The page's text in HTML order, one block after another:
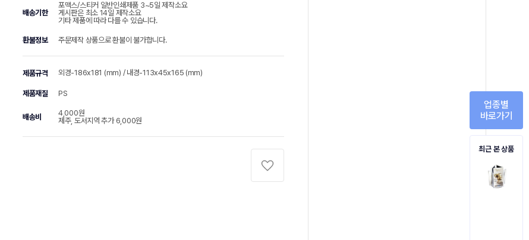
배송기한
포맥스/스티커 일반인쇄제품 3~5일 제작소요
게시판은 최소 14일 제작소요
기타 제품에 따라 다를 수 있습니다.
환불정보 주문제작 상품으로 환불이 불가합니다.
제품규격 외경-186x181 (mm) / 내경-113x45x165 (mm)
제품재질 PS
배송비
4,000원
제주, 도서지역 추가 6,000원
업종별
바로가기
최근 본 상품